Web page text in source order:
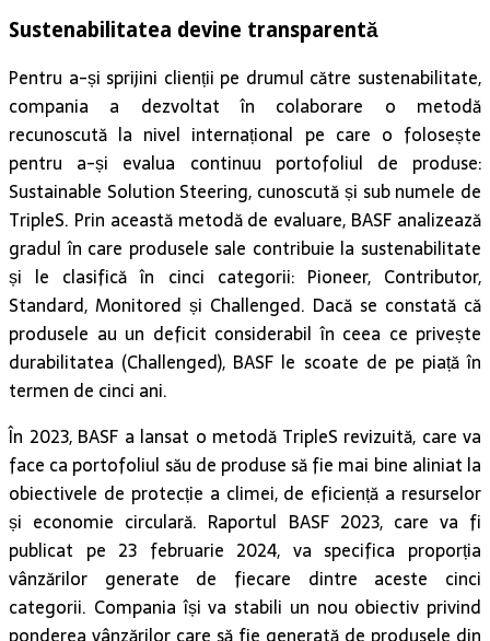
Sustenabilitatea devine transparentă
Pentru a-și sprijini clienții pe drumul către sustenabilitate,
compania a dezvoltat în colaborare o metodă
recunoscută la nivel internațional pe care o folosește
pentru a-și evalua continuu portofoliul de produse:
Sustainable Solution Steering, cunoscută și sub numele de
TripleS. Prin această metodă de evaluare, BASF analizează
gradul în care produsele sale contribuie la sustenabilitate
și le clasifică în cinci categorii: Pioneer, Contributor,
Standard, Monitored și Challenged. Dacă se constată că
produsele au un deficit considerabil în ceea ce privește
durabilitatea (Challenged), BASF le scoate de pe piață în
termen de cinci ani.
În 2023, BASF a lansat o metodă TripleS revizuită, care va
face ca portofoliul său de produse să fie mai bine aliniat la
obiectivele de protecție a climei, de eficiență a resurselor
și economie circulară. Raportul BASF 2023, care va fi
publicat pe 23 februarie 2024, va specifica proporția
vânzărilor generate de fiecare dintre aceste cinci
categorii. Compania își va stabili un nou obiectiv privind